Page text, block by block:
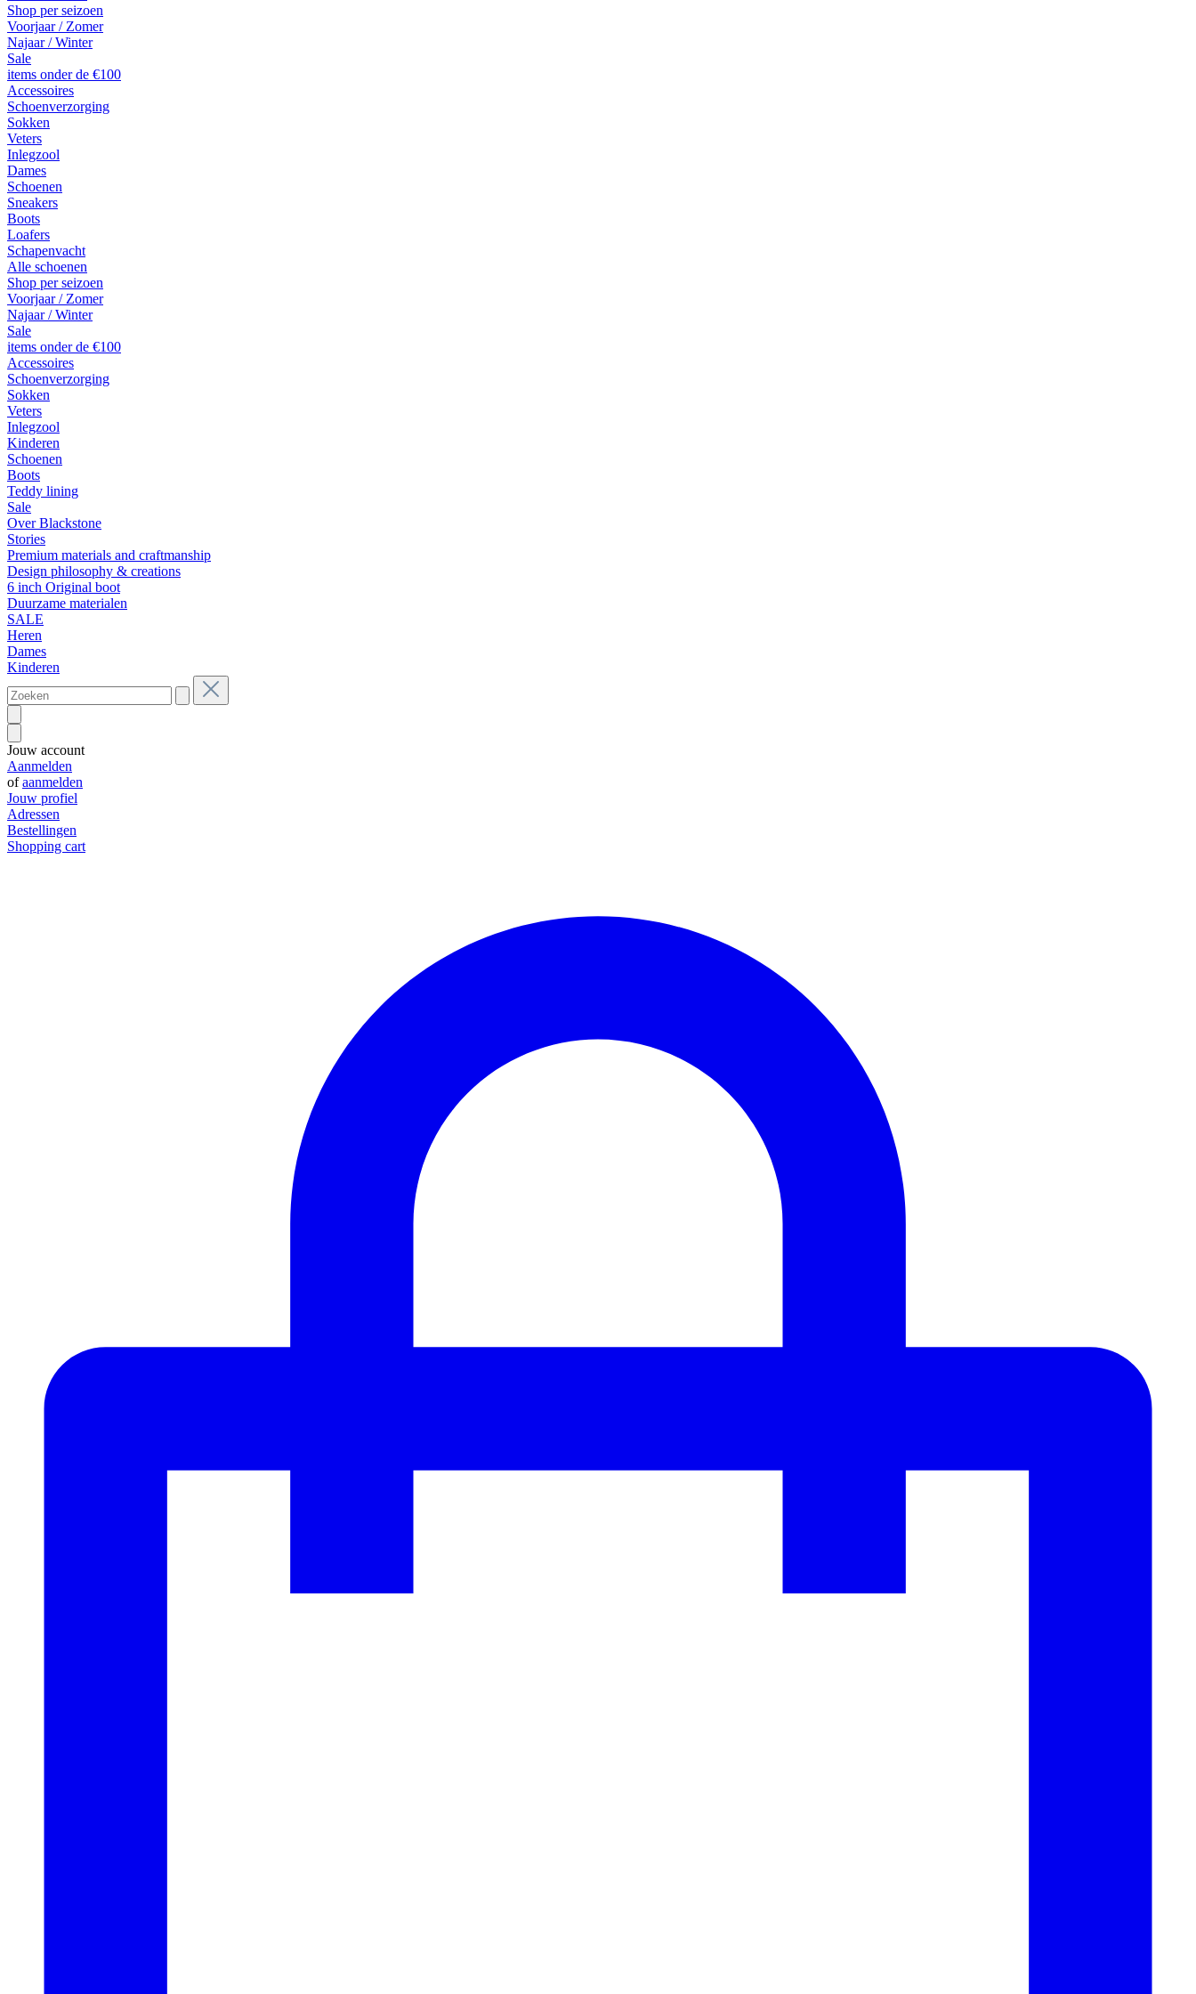
Shop per seizoen
Voorjaar / Zomer
Najaar / Winter
Sale
items onder de €100
Accessoires
Schoenverzorging
Sokken
Veters
Inlegzool
Dames
Schoenen
Sneakers
Boots
Loafers
Schapenvacht
Alle schoenen
Shop per seizoen
Voorjaar / Zomer
Najaar / Winter
Sale
items onder de €100
Accessoires
Schoenverzorging
Sokken
Veters
Inlegzool
Kinderen
Schoenen
Boots
Teddy lining
Sale
Over Blackstone
Stories
Premium materials and craftmanship
Design philosophy & creations
6 inch Original boot
Duurzame materialen
SALE
Heren
Dames
Kinderen
Jouw account
Aanmelden
ofaanmelden
Jouw profiel
Adressen
Bestellingen
Shopping cart